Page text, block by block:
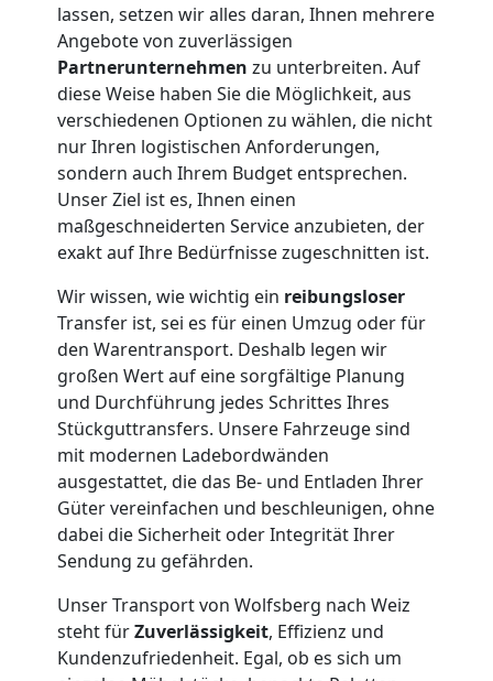
lassen, setzen wir alles daran, Ihnen mehrere
Angebote von zuverlässigen
Partnerunternehmen zu unterbreiten. Auf
diese Weise haben Sie die Möglichkeit, aus
verschiedenen Optionen zu wählen, die nicht
nur Ihren logistischen Anforderungen,
sondern auch Ihrem Budget entsprechen.
Unser Ziel ist es, Ihnen einen
maßgeschneiderten Service anzubieten, der
exakt auf Ihre Bedürfnisse zugeschnitten ist.
Wir wissen, wie wichtig ein reibungsloser
Transfer ist, sei es für einen Umzug oder für
den Warentransport. Deshalb legen wir
großen Wert auf eine sorgfältige Planung
und Durchführung jedes Schrittes Ihres
Stückguttransfers. Unsere Fahrzeuge sind
mit modernen Ladebordwänden
ausgestattet, die das Be- und Entladen Ihrer
Güter vereinfachen und beschleunigen, ohne
dabei die Sicherheit oder Integrität Ihrer
Sendung zu gefährden.
Unser Transport von Wolfsberg nach Weiz
steht fürZuverlässigkeit, Effizienz und
Kundenzufriedenheit. Egal, ob es sich um
Wolfsberg
Umzug
und
Lagerung
Wolfsberg
Full-
Service-
Umzug
Wolfsberg
Qualitäts-